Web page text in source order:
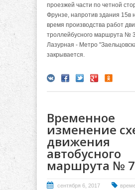
проезжей части по четной
Фрунзе, напротив здания 15в
время производства работ
троллейбусного маршрута №
Лазурная - Метро
закрывается.
Временное
изменение
движения
автобусного
маршрута №
сентября 6, 2017